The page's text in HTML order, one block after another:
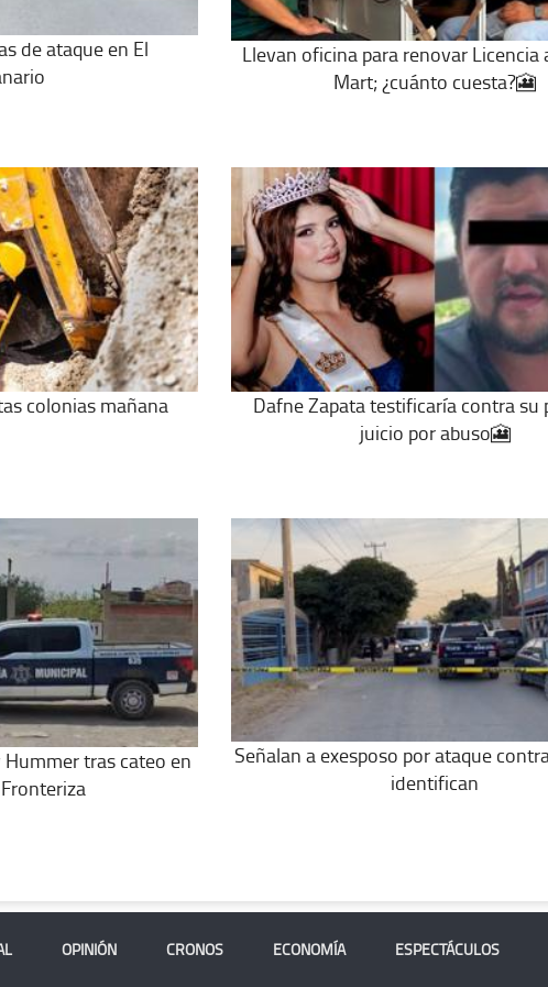
de ataque en El
Llevan oficina para renovar Licencia
Mart; ¿cuánto cuesta?🎦
colonias mañana
Dafne Zapata testificaría contra su
juicio por abuso🎦
tras cateo en
Señalan a exesposo por ataque
identifican
OPINIÓN CRONOS ECONOMÍA ESPECTÁCULOS